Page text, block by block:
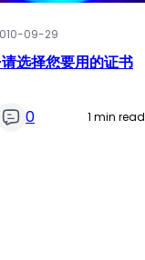
09-29
选择您要用的证书
0 1 min read